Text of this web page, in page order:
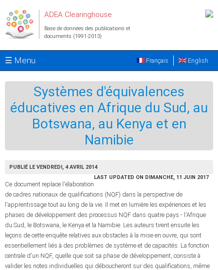
ADEA Clearinghouse
Base de données des publications et
documents (1991-2013)
☰ Menu English
Français
Systèmes d'équivalences
éducatives en Afrique du Sud, au
Botswana, au Kenya et en
Namibie
PUBLIÉ LE VENDREDI, 4 AVRIL 2014
LAST UPDATED ON DIMANCHE, 11 JUIN 2017
Ce document replace l'élaboration
de cadres nationaux de qualifications (NQF) dans la perspective de
l'apprentissage tout au long de la vie. Il met en lumière les expériences et les
phases de développement des processus NQF dans quatre pays - l'Afrique
du Sud, le Botswana, le Kenya et la Namibie. Les auteurs tirent ensuite les
leçons de cette enquête relatives aux obstacles à la mise en ouvre, qui sont
essentiellement liés à des problèmes de système et de capacités. La fonction
centrale d'un NQF, quelle que soit sa phase de développement, consiste à
valider les notes individuelles qui déboucheront sur des qualifications, même